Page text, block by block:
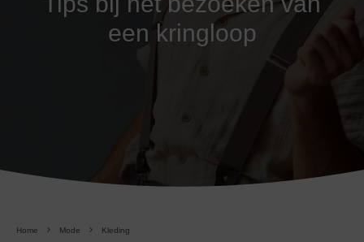
een kringloop
Home Mode Kleding